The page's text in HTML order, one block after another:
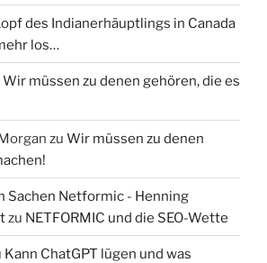
des Indianerhäuptlings in Canada
los…
Wir müssen zu denen gehören, die es
zu Wir müssen zu denen
Sachen Netformic - Henning
zu NETFORMIC und die SEO-Wette
Kann ChatGPT lügen und was